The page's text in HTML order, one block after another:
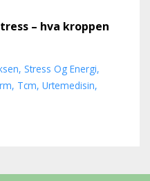
– hva kroppen
Stress Og Energi
Tcm Urtemedisin